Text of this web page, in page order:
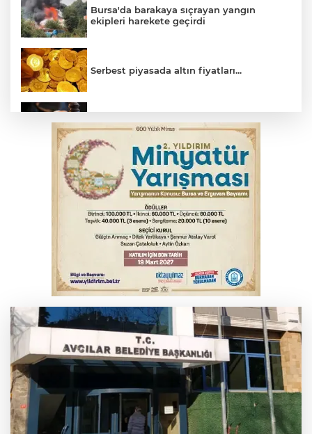
Bursa'da barakaya sıçrayan yangın
ekipleri harekete geçirdi
Serbest piyasada altın fiyatları...
Yargıtay’dan primle çalışanlara müjde
Bursa’da bugün hava nasıl olacak?
Osmangazi’de iş arayanlara destek
TOFAŞ Basketbol'da sağlık kontrolleri
başladı